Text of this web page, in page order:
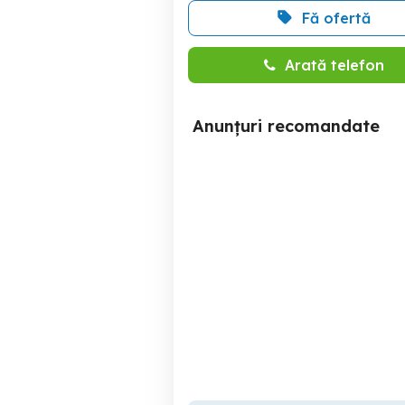
Fă ofertă
Arată telefon
Anunțuri recomandate